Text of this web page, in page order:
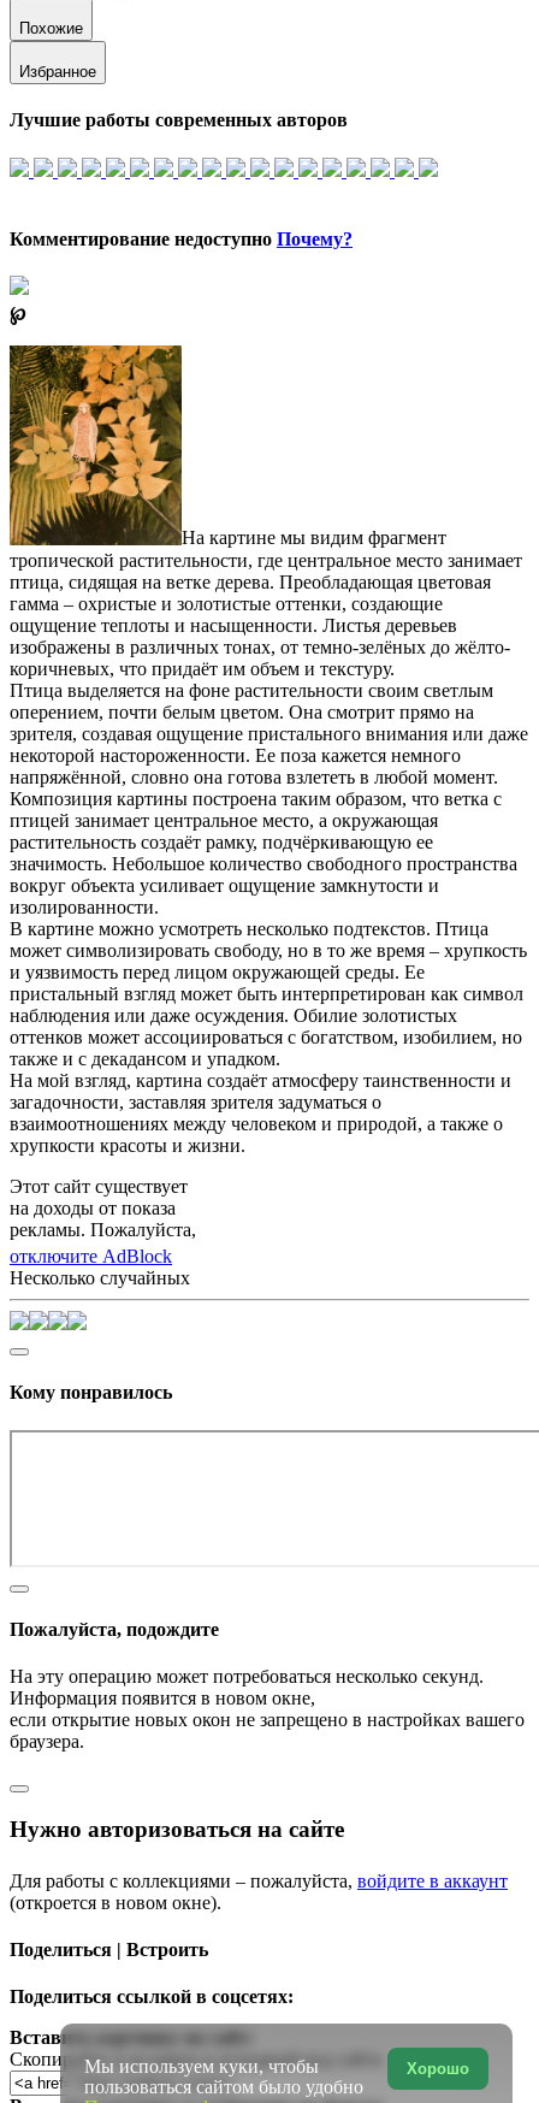
Похожие
Избранное
Лучшие работы современных авторов
Комментирование недоступно Почему?
℘
На картине мы видим фрагмент
тропической растительности, где центральное место занимает
птица, сидящая на ветке дерева. Преобладающая цветовая
гамма – охристые и золотистые оттенки, создающие
ощущение теплоты и насыщенности. Листья деревьев
изображены в различных тонах, от темно-зелёных до жёлто-
коричневых, что придаёт им объем и текстуру.
Птица выделяется на фоне растительности своим светлым
оперением, почти белым цветом. Она смотрит прямо на
зрителя, создавая ощущение пристального внимания или даже
некоторой настороженности. Ее поза кажется немного
напряжённой, словно она готова взлететь в любой момент.
Композиция картины построена таким образом, что ветка с
птицей занимает центральное место, а окружающая
растительность создаёт рамку, подчёркивающую ее
значимость. Небольшое количество свободного пространства
вокруг объекта усиливает ощущение замкнутости и
изолированности.
В картине можно усмотреть несколько подтекстов. Птица
может символизировать свободу, но в то же время – хрупкость
и уязвимость перед лицом окружающей среды. Ее
пристальный взгляд может быть интерпретирован как символ
наблюдения или даже осуждения. Обилие золотистых
оттенков может ассоциироваться с богатством, изобилием, но
также и с декадансом и упадком.
На мой взгляд, картина создаёт атмосферу таинственности и
загадочности, заставляя зрителя задуматься о
взаимоотношениях между человеком и природой, а также о
хрупкости красоты и жизни.
Этот сайт существует
на доходы от показа
рекламы. Пожалуйста,
отключите AdBlock
Несколько случайных
Кому понравилось
Пожалуйста, подождите
На эту операцию может потребоваться несколько секунд.
Информация появится в новом окне,
если открытие новых окон не запрещено в настройках вашего
браузера.
Нужно авторизоваться на сайте
Для работы с коллекциями – пожалуйста, войдите в аккаунт
(откроется в новом окне).
Поделиться | Встроить
Поделиться ссылкой в соцсетях:
Вставить картинку на сайт:
Скопируйте и вставьте в исходный код сайта
Хорошо
Мы используем куки, чтобы
пользоваться сайтом было удобно